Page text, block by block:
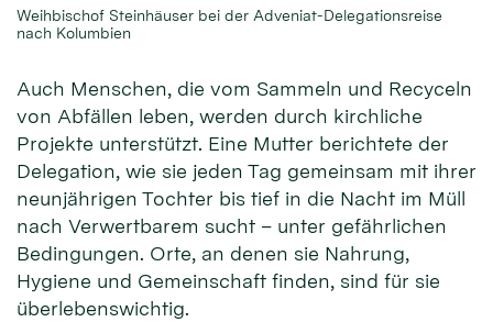
Weihbischof Steinhäuser bei der Adveniat-Delegationsreise
nach Kolumbien
Auch Menschen, die vom Sammeln und Recyceln
von Abfällen leben, werden durch kirchliche
Projekte unterstützt. Eine Mutter berichtete der
Delegation, wie sie jeden Tag gemeinsam mit ihrer
neunjährigen Tochter bis tief in die Nacht im Müll
nach Verwertbarem sucht – unter gefährlichen
Bedingungen. Orte, an denen sie Nahrung,
Hygiene und Gemeinschaft finden, sind für sie
überlebenswichtig.